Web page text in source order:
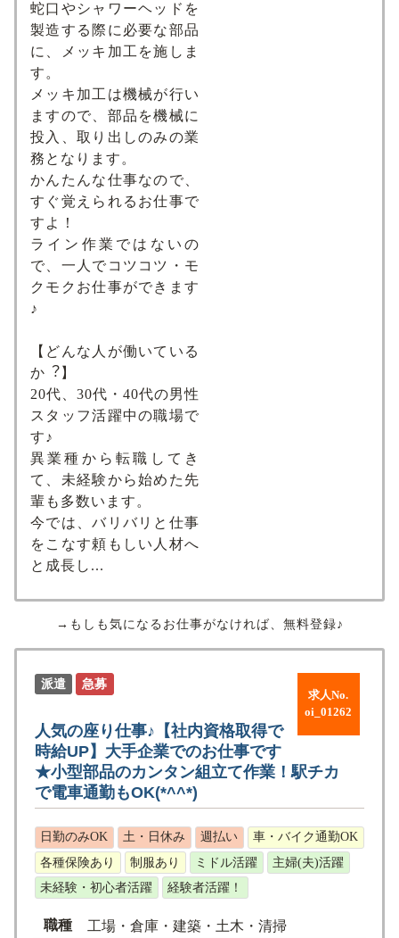
蛇口やシャワーヘッドを
製造する際に必要な部品
に、メッキ加工を施しま
す。
メッキ加工は機械が行い
ますので、部品を機械に
投入、取り出しのみの業
務となります。
かんたんな仕事なので、
すぐ覚えられるお仕事で
すよ！
ライン作業ではないの
で、⼀⼈でコツコツ・モ
クモクお仕事ができます
♪
【どんな⼈が働いている
か︖】
20代、30代・40代の男性
スタッフ活躍中の職場で
す♪
異業種から転職してき
て、未経験から始めた先
輩も多数います。
今では、バリバリと仕事
をこなす頼もしい⼈材へ
と成⻑し...
→もしも気になるお仕事がなければ、無料登録♪
求人No.
oi_01262
派遣 急募
人気の座り仕事♪【社内資格取得で
時給UP】大手企業でのお仕事です
★小型部品のカンタン組立て作業！駅チカ
で電車通勤もOK(*^^*)
日勤のみOK 土・日休み 週払い
車・バイク通勤OK
各種保険あり
制服あり ミドル活躍
主婦(夫)活躍
未経験・初心者活躍
経験者活躍！
職種 工場・倉庫・建築・土木・清掃